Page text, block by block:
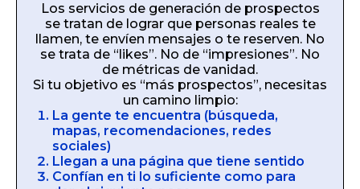
Los servicios de generación de prospectos
se tratan de lograr que personas reales te
llamen, te envíen mensajes o te reserven. No
se trata de “likes”. No de “impresiones”. No
de métricas de vanidad.
Si tu objetivo es “más prospectos”, necesitas
un camino limpio:
La gente te encuentra (búsqueda,
mapas, recomendaciones, redes
sociales)
Llegan a una página que tiene sentido
Confían en ti lo suficiente como para